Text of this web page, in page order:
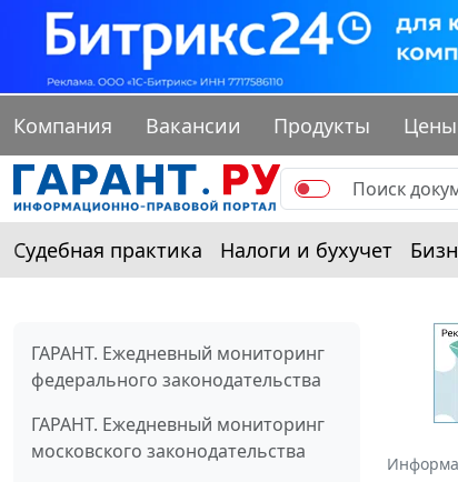
Компания Вакансии Продукты Цены
Судебная практика Налоги и бухучет
ГАРАНТ. Ежедневный мониторинг
федерального законодательства
ГАРАНТ. Ежедневный мониторинг
московского законодательства